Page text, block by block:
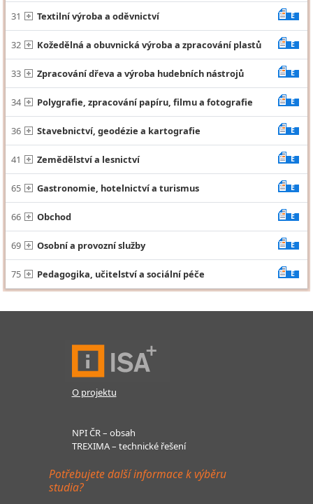
31 Textilní výroba a oděvnictví E
32 Kožedělná a obuvnická výroba a zpracování plastů E
33 Zpracování dřeva a výroba hudebních nástrojů E
34 Polygrafie, zpracování papíru, filmu a fotografie E
36 Stavebnictví, geodézie a kartografie E
41 Zemědělství a lesnictví E
65 Gastronomie, hotelnictví a turismus E
66 Obchod E
69 Osobní a provozní služby E
75 Pedagogika, učitelství a sociální péče E
O projektu
NPI ČR – obsah
TREXIMA – technické řešení
Potřebujete další informace k výběru
studia?